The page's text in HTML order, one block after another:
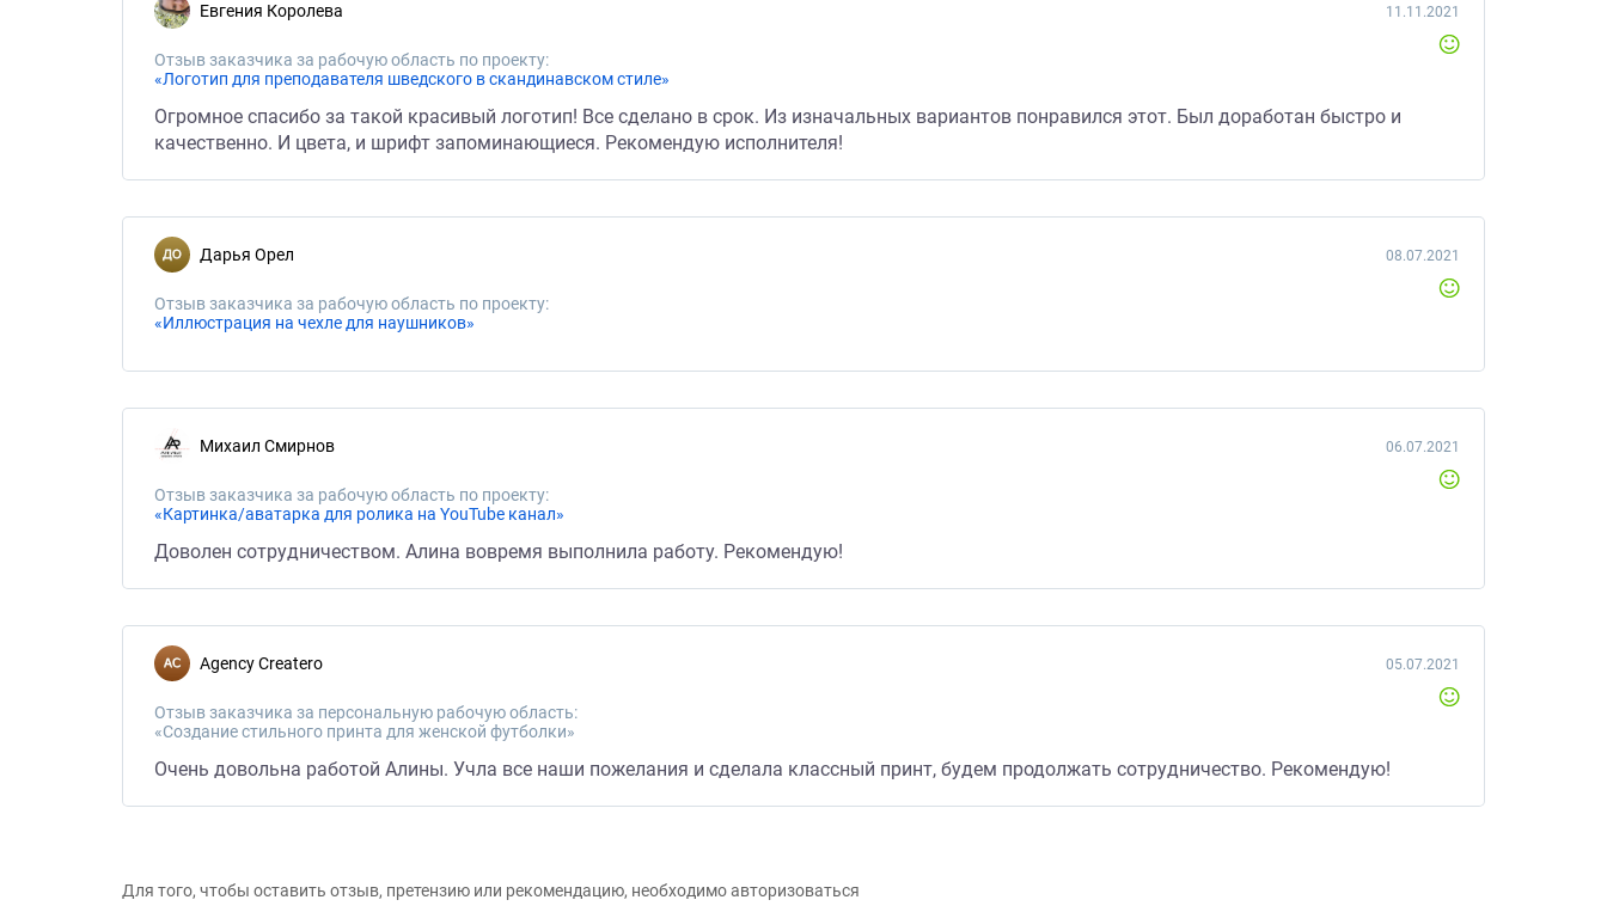
Евгения Королева
Отзыв заказчика за рабочую область по проекту:
«Логотип для преподавателя шведского в скандинавском стиле»
11.11.2021
Огромное спасибо за такой красивый логотип! Все сделано в срок. Из изначальных вариантов понравился этот. Был доработан быстро и
качественно. И цвета, и шрифт запоминающиеся. Рекомендую исполнителя!
Дарья Орел
Отзыв заказчика за рабочую область по проекту:
«Иллюстрация на чехле для наушников»
08.07.2021
Михаил Смирнов
Отзыв заказчика за рабочую область по проекту:
«Картинка/аватарка для ролика на YouTube канал»
06.07.2021
Доволен сотрудничеством. Алина вовремя выполнила работу. Рекомендую!
Agency Createro
Отзыв заказчика за персональную рабочую область:
«Создание стильного принта для женской футболки»
05.07.2021
Очень довольна работой Алины. Учла все наши пожелания и сделала классный принт, будем продолжать сотрудничество. Рекомендую!
Для того, чтобы оставить отзыв, претензию или рекомендацию, необходимо авторизоваться